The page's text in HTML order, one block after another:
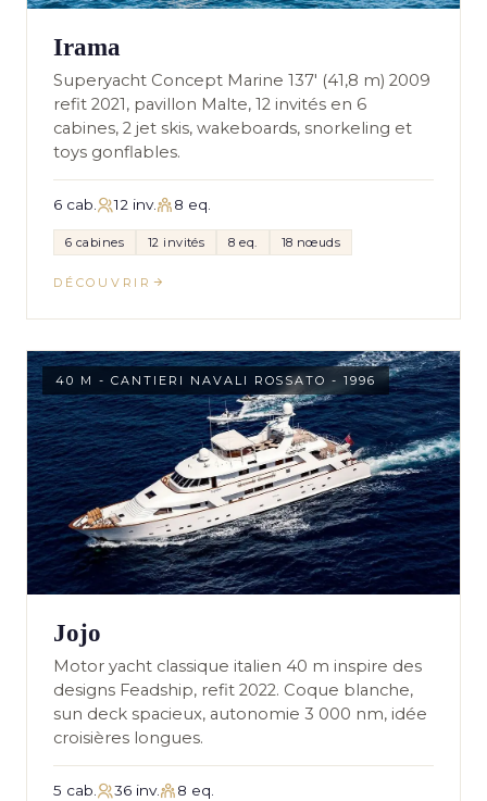
Irama
Superyacht Concept Marine 137' (41,8 m) 2009
refit 2021, pavillon Malte, 12 invités en 6
cabines, 2 jet skis, wakeboards, snorkeling et
toys gonflables.
6 cab. 12 inv. 8 eq.
6 cabines 12 invités 8 eq. 18 nœuds
DÉCOUVRIR
40 M - CANTIERI NAVALI ROSSATO - 1996
Jojo
Motor yacht classique italien 40 m inspire des
designs Feadship, refit 2022. Coque blanche,
sun deck spacieux, autonomie 3 000 nm, idée
croisières longues.
5 cab. 36 inv. 8 eq.